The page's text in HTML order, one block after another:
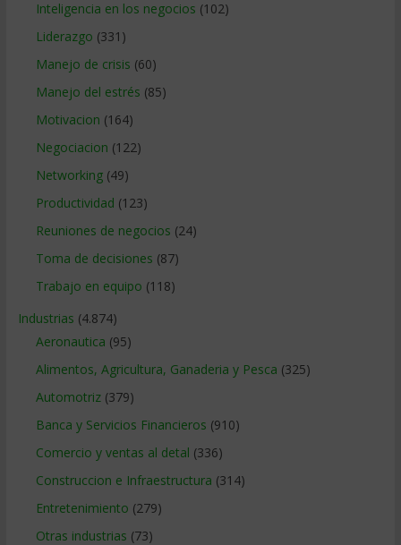
Inteligencia en los negocios (102)
Liderazgo (331)
Manejo de crisis (60)
Manejo del estrés (85)
Motivacion (164)
Negociacion (122)
Networking(49)
Productividad (123)
Reuniones de negocios (24)
Toma de decisiones (87)
Trabajo en equipo (118)
Industrias (4.874)
Aeronautica (95)
Alimentos, Agricultura, Ganaderia y Pesca (325)
Automotriz(379)
Banca y Servicios Financieros (910)
Comercio y ventas al detal (336)
Construccion e Infraestructura (314)
Entretenimiento (279)
Otras industrias (73)